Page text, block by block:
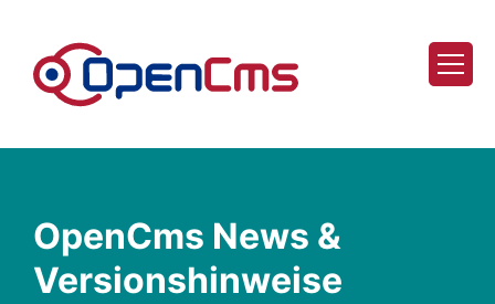
OpenCms News &
Versionshinweise